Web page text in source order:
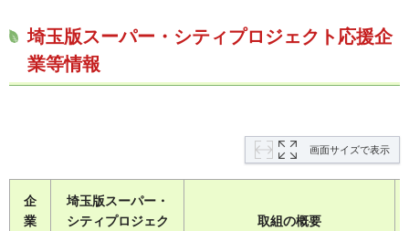
埼玉版スーパー・シティプロジェクト応援企
業等情報
画面サイズで表示
企
業
埼玉版スーパー・
シティプロジェク
取組の概要